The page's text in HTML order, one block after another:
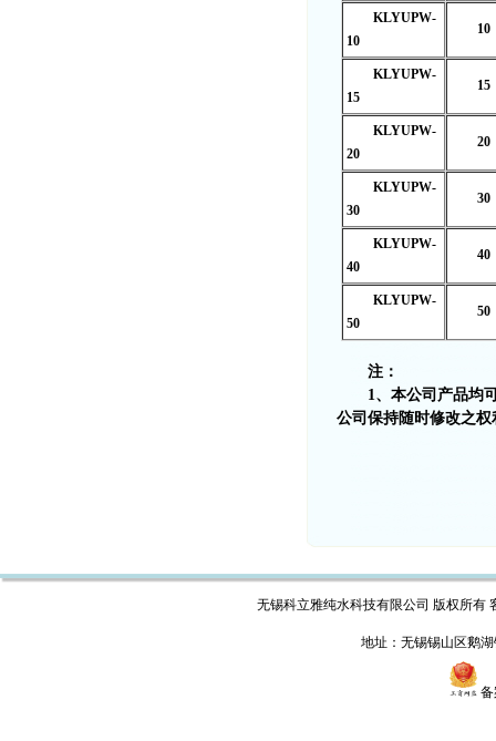
KLYUPW-
10
10
KLYUPW-
15
15
KLYUPW-
20
20
KLYUPW-
30
30
KLYUPW-
40
40
KLYUPW-
50
50
注：
1、本公司产品均
公司保持随时修改之
无锡科立雅纯水科技有限公司 版权所有
地址：无锡锡山区鹅
备